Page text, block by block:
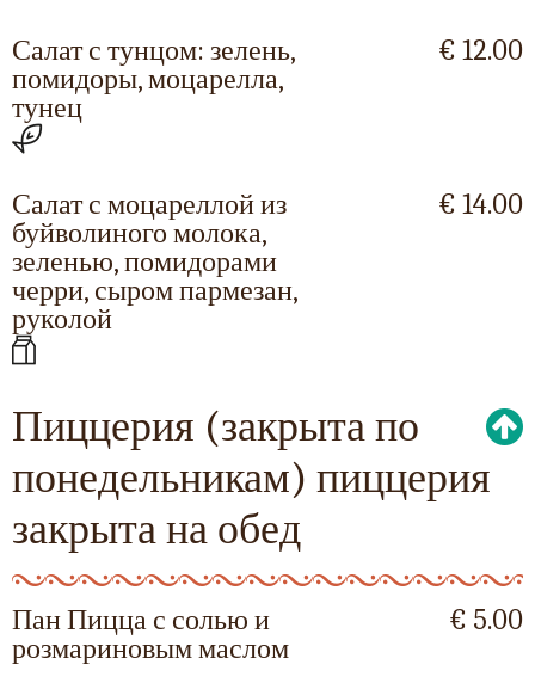
Салат с тунцом: зелень,
помидоры, моцарелла,
тунец
€ 12.00
Салат с моцареллой из
буйволиного молока,
зеленью, помидорами
черри, сыром пармезан,
руколой
€ 14.00
Пиццерия (закрыта по
понедельникам) пиццерия
закрыта на обед
Пан Пицца с солью и
розмариновым маслом
€ 5.00